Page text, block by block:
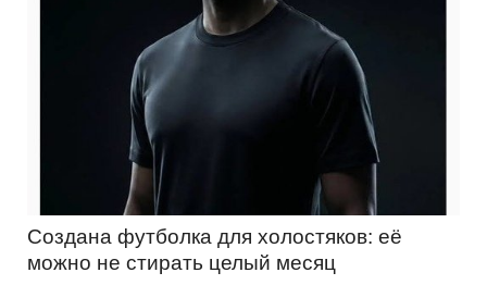
Создана футболка для холостяков: её
можно не стирать целый месяц